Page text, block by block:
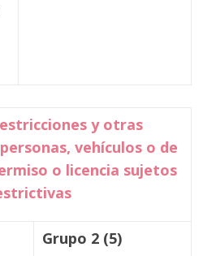
y otras
vehículos o de
o licencia sujetos
Grupo 2 (5)